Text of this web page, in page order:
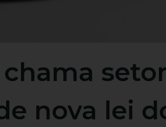
nova lei